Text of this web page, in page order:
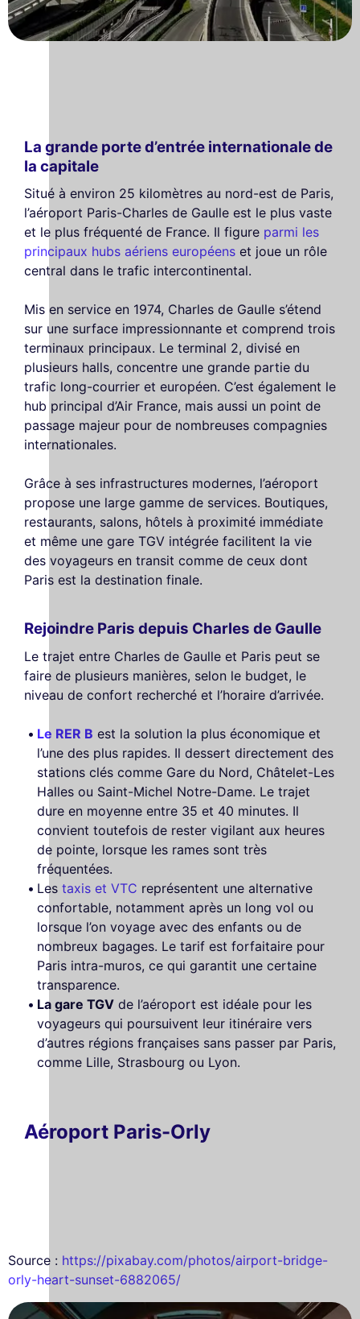
La grande porte d’entrée internationale de
la capitale
Situé à environ 25 kilomètres au nord-est de Paris,
l’aéroport Paris-Charles de Gaulle est le plus vaste
et le plus fréquenté de France. Il figure parmi les
principaux hubs aériens européens et joue un rôle
central dans le trafic intercontinental.
Mis en service en 1974, Charles de Gaulle s’étend
sur une surface impressionnante et comprend trois
terminaux principaux. Le terminal 2, divisé en
plusieurs halls, concentre une grande partie du
trafic long-courrier et européen. C’est également le
hub principal d’Air France, mais aussi un point de
passage majeur pour de nombreuses compagnies
internationales.
Grâce à ses infrastructures modernes, l’aéroport
propose une large gamme de services. Boutiques,
restaurants, salons, hôtels à proximité immédiate
et même une gare TGV intégrée facilitent la vie
des voyageurs en transit comme de ceux dont
Paris est la destination finale.
Rejoindre Paris depuis Charles de Gaulle
Le trajet entre Charles de Gaulle et Paris peut se
faire de plusieurs manières, selon le budget, le
niveau de confort recherché et l’horaire d’arrivée.
Le RER B est la solution la plus économique et
l’une des plus rapides. Il dessert directement des
stations clés comme Gare du Nord, Châtelet-Les
Halles ou Saint-Michel Notre-Dame. Le trajet
dure en moyenne entre 35 et 40 minutes. Il
convient toutefois de rester vigilant aux heures
de pointe, lorsque les rames sont très
fréquentées.
Les taxis et VTC représentent une alternative
confortable, notamment après un long vol ou
lorsque l’on voyage avec des enfants ou de
nombreux bagages. Le tarif est forfaitaire pour
Paris intra-muros, ce qui garantit une certaine
transparence.
La gare TGV de l’aéroport est idéale pour les
voyageurs qui poursuivent leur itinéraire vers
d’autres régions françaises sans passer par Paris,
comme Lille, Strasbourg ou Lyon.
Aéroport Paris-Orly
Source : https://pixabay.com/photos/airport-bridge-
orly-heart-sunset-6882065/